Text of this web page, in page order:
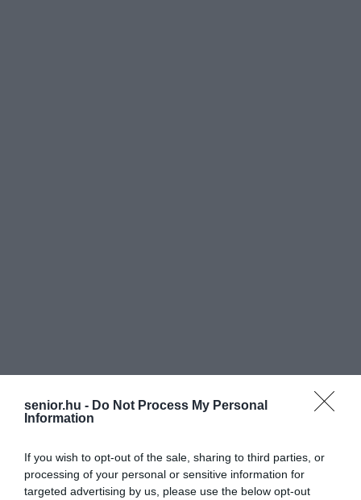
senior.hu - Do Not Process My Personal
Information
If you wish to opt-out of the sale, sharing to third parties, or
processing of your personal or sensitive information for
targeted advertising by us, please use the below opt-out